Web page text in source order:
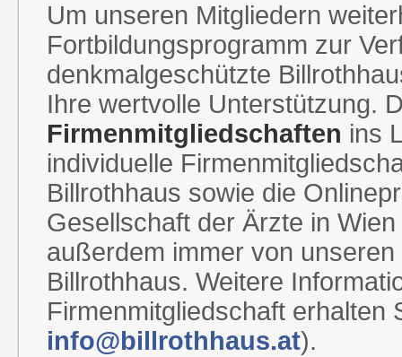
Um unseren Mitgliedern
Fortbildungsprogramm zur
denkmalgeschützte
Ihre wertvolle Unterstützung.
Firmenmitgliedschaften ins
individuelle
Billrothhaus sowie die
Gesellschaft der Ärzte in
außerdem immer von
Billrothhaus. Weitere
Firmenmitgliedschaft erhalten
info@billrothhaus.at).